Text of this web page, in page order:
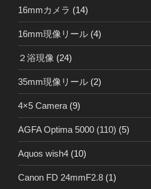
16mmカメラ (14)
16mm現像リール (4)
２浴現像 (24)
35mm現像リール (2)
4×5 Camera (9)
AGFA Optima 5000 (110) (5)
Aquos wish4 (10)
Canon FD 24mmF2.8 (1)